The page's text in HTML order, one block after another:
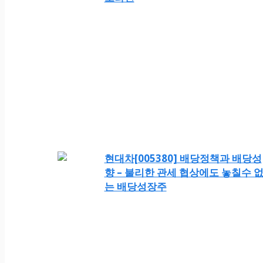
현대차[005380] 배당정책과 배당성
향 – 불리한 관세 협상에도 놓칠수 없
는 배당성장주